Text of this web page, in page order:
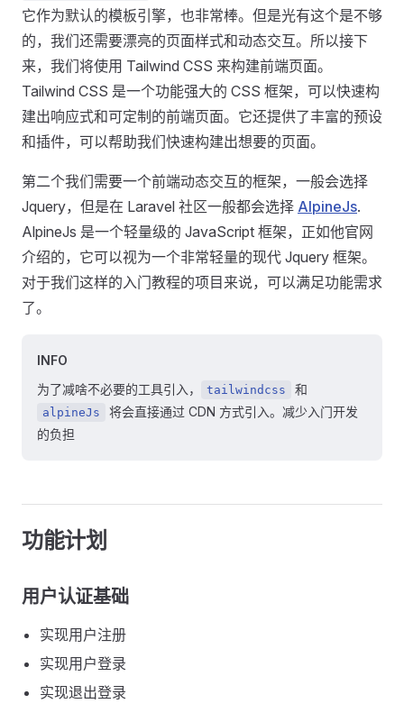
它作为默认的模板引擎，也非常棒。但是光有这个是不够
的，我们还需要漂亮的页面样式和动态交互。所以接下
来，我们将使用 Tailwind CSS 来构建前端页面。
Tailwind CSS 是一个功能强大的 CSS 框架，可以快速构
建出响应式和可定制的前端页面。它还提供了丰富的预设
和插件，可以帮助我们快速构建出想要的页面。
第二个我们需要一个前端动态交互的框架，一般会选择
Jquery，但是在 Laravel 社区一般都会选择 AlpineJs.
AlpineJs 是一个轻量级的 JavaScript 框架，正如他官网
介绍的，它可以视为一个非常轻量的现代 Jquery 框架。
对于我们这样的入门教程的项目来说，可以满足功能需求
了。
INFO
为了减啥不必要的工具引入，
tailwindcss 和
alpineJs
将会直接通过 CDN 方式引入。减少入门开发
的负担
功能计划
用户认证基础
实现用户注册
实现用户登录
实现退出登录